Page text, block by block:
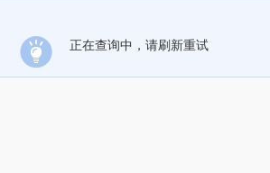
正在查询中，请刷新重试